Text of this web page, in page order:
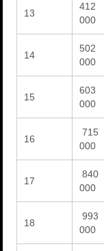
13
412
000
14
502
000
15
603
000
16
715
000
17
840
000
18
993
000